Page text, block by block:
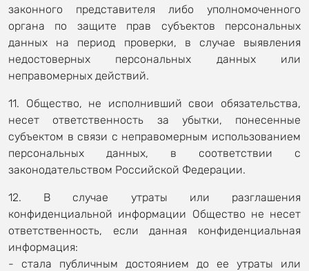
законного представителя либо уполномоченного
органа по защите прав субъектов персональных
данных на период проверки, в случае выявления
недостоверных персональных данных или
неправомерных действий.
11. Общество, не исполнивший свои обязательства,
несет ответственность за убытки, понесенные
субъектом в связи с неправомерным использованием
персональных данных, в соответствии с
законодательством Российской Федерации.
12. В случае утраты или разглашения
конфиденциальной информации Общество не несет
ответственность, если данная конфиденциальная
информация:
- стала публичным достоянием до ее утраты или